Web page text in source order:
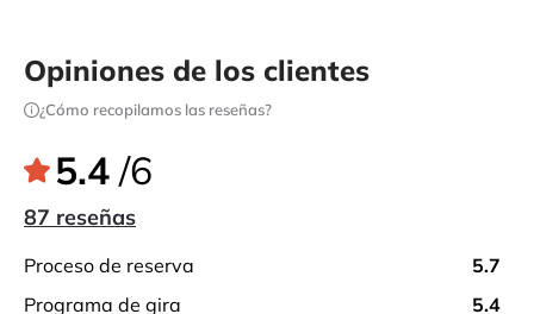
Opiniones de los clientes
¿Cómo recopilamos las reseñas?
5.4 /6
87 reseñas
proceso de reserva
5.7
programa de gira
5.4